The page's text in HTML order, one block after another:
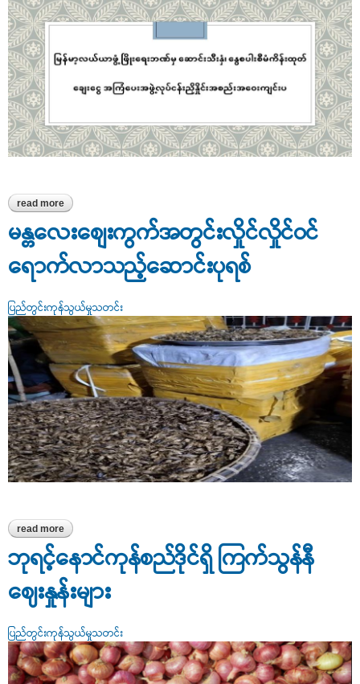
read more about မြန်မာ့လယ်ယာဖွံ့ဖြိုးရေးဘဏ်မှ ဆောင်းသီးနှံ၊ နွေစပါးစီမံကိန်း
ထုတ် ချေးငွေအကြံပေးအဖွဲ့လုပ်ငန်းညှိနှိုင်းအစည်းအဝေးကျင်းပ
မန္တလေးစျေးကွက်အတွင်းလှိုင်လှိုင်ဝင်
ရောက်လာသည့်ဆောင်းပုရစ်
ပြည်တွင်းကုန်သွယ်မှုသတင်း
read more about မန္တလေးစျေးကွက်အတွင်းလှိုင်လှိုင်ဝင်ရောက်လာသည့်ဆောင်း
ပုရစ်
ဘုရင့်နောင်ကုန်စည်ဒိုင်ရှိ ကြက်သွန်နီ
ဈေးနှုန်းများ
ပြည်တွင်းကုန်သွယ်မှုသတင်း